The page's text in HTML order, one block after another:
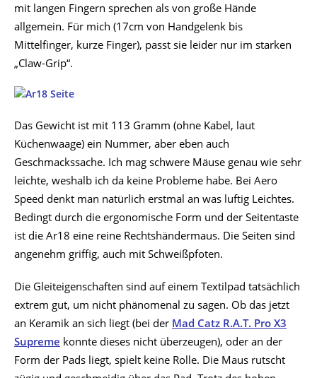
mit langen Fingern sprechen als von große Hände
allgemein. Für mich (17cm von Handgelenk bis
Mittelfinger, kurze Finger), passt sie leider nur im starken
„Claw-Grip“.
Das Gewicht ist mit 113 Gramm (ohne Kabel, laut
Küchenwaage) ein Nummer, aber eben auch
Geschmackssache. Ich mag schwere Mäuse genau wie sehr
leichte, weshalb ich da keine Probleme habe. Bei Aero
Speed denkt man natürlich erstmal an was luftig Leichtes.
Bedingt durch die ergonomische Form und der Seitentaste
ist die Ar18 eine reine Rechtshändermaus. Die Seiten sind
angenehm griffig, auch mit Schweißpfoten.
Die Gleiteigenschaften sind auf einem Textilpad tatsächlich
extrem gut, um nicht phänomenal zu sagen. Ob das jetzt
an Keramik an sich liegt (bei der Mad Catz R.A.T. Pro X3
Supreme konnte dieses nicht überzeugen), oder an der
Form der Pads liegt, spielt keine Rolle. Die Maus rutscht